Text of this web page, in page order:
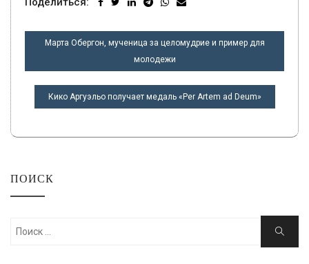
НАВИГАЦИЯ
ЗАПИСЯМ
Марта Обергон, мученица за целомудрие и пример для
молодежи
Кико Аргуэльо получает медаль «Per Artem ad Deum»
ПОИСК
Искать:
Поиск